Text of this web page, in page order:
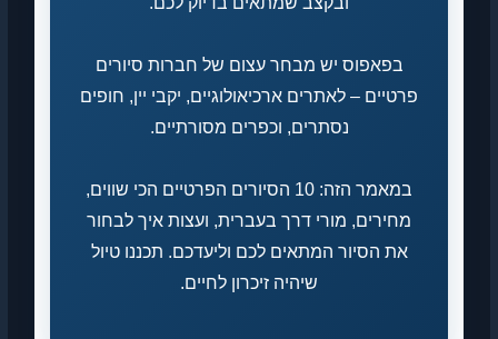
בפאפוס יש מבחר עצום של חברות סיורים
פרטיים – לאתרים ארכיאולוגיים, יקבי יין, חופים
נסתרים, וכפרים מסורתיים.
במאמר הזה: 10 הסיורים הפרטיים הכי שווים,
מחירים, מורי דרך בעברית, ועצות איך לבחור
את הסיור המתאים לכם וליעדכם. תכננו טיול
שיהיה זיכרון לחיים.